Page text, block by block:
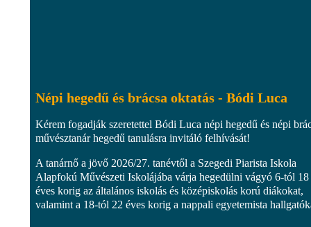
Népi hegedű és brácsa oktatás - Bódi Luca
Kérem fogadják szeretettel Bódi Luca népi hegedű és népi
művésztanár hegedű tanulásra invitáló felhívását!
A tanárnő a jövő 2026/27. tanévtől a Szegedi Piarista Iskola
Alapfokú Művészeti Iskolájába várja hegedülni vágyó 6-tól 18
éves korig az általános iskolás és középiskolás korú diákokat,
valamint a 18-tól 22 éves korig a nappali egyetemista